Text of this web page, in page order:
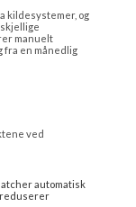
kildesystemer, og
manuelt
en månedlig
ved
automatisk
reduserer